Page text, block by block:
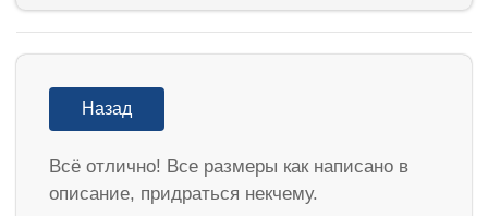
Назад
Всё отлично! Все размеры как написано в
описание, придраться некчему.